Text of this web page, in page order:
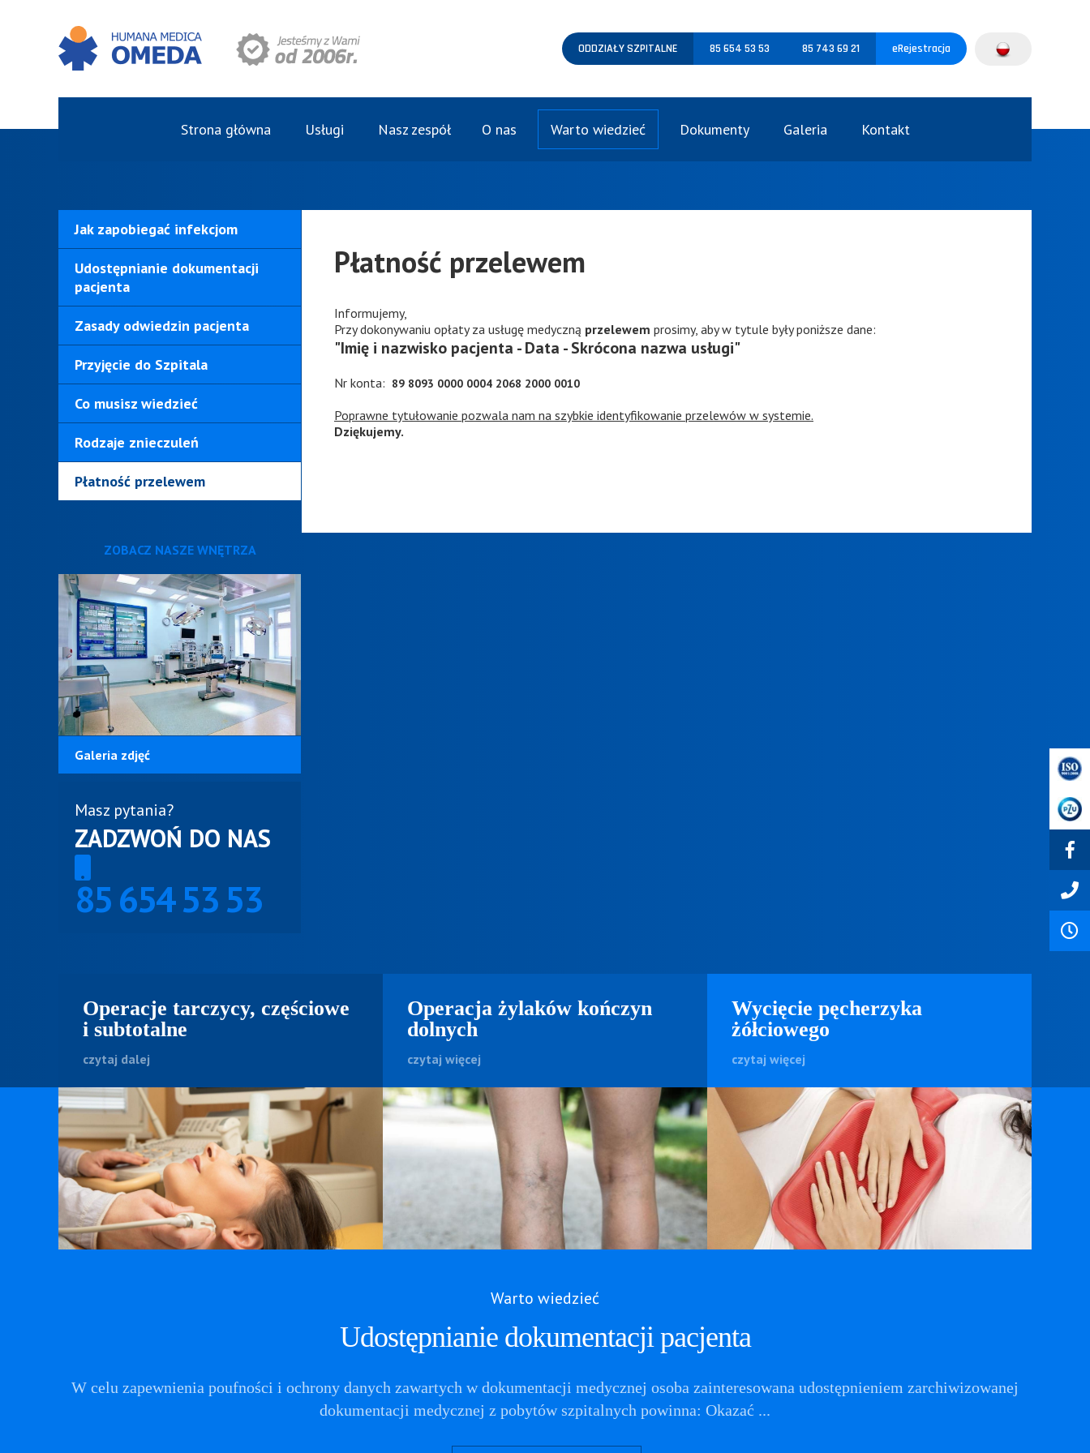
ODDZIAŁY SZPITALNE 85 654 53 53 85 743 69 21 eRejestracja
Strona główna Usługi Nasz zespół O nas Warto wiedzieć Dokumenty Galeria Kontakt
Jak zapobiegać infekcjom
Udostępnianie dokumentacji
pacjenta
Zasady odwiedzin pacjenta
Przyjęcie do Szpitala
Co musisz wiedzieć
Rodzaje znieczuleń
Płatność przelewem
ZOBACZ NASZE WNĘTRZA
Galeria zdjęć
Masz pytania?
ZADZWOŃ DO NAS
85 654 53 53
Płatność przelewem
Informujemy,
Przy dokonywaniu opłaty za usługę medyczną przelewem prosimy, aby w tytule były poniższe dane:
"Imię i nazwisko pacjenta - Data - Skrócona nazwa usługi"
Nr konta: 89 8093 0000 0004 2068 2000 0010
Poprawne tytułowanie pozwala nam na szybkie identyfikowanie przelewów w systemie.
Dziękujemy.
Operacje tarczycy, częściowe
i subtotalne
czytaj dalej
Operacja żylaków kończyn
dolnych
czytaj więcej
Wycięcie pęcherzyka
żółciowego
czytaj więcej
Warto wiedzieć
Udostępnianie dokumentacji pacjenta
W celu zapewnienia poufności i ochrony danych zawartych w dokumentacji medycznej osoba zainteresowana udostępnieniem zarchiwizowanej
dokumentacji medycznej z pobytów szpitalnych powinna: Okazać ...